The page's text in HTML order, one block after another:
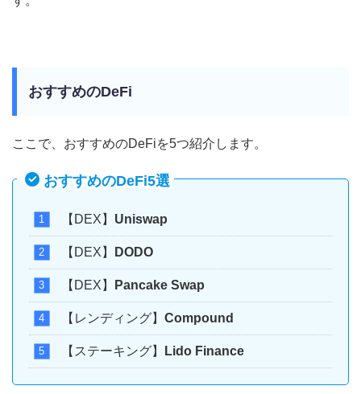
おすすめのDeFi
ここで、おすすめのDeFiを5つ紹介します。
おすすめのDeFi5選
【DEX】 Uniswap
【DEX】 DODO
【DEX】 Pancake Swap
【レンディング】 Compound
【ステーキング】 Lido Finance